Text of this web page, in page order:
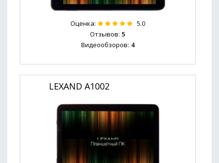
Оценка: 5.0
Отзывов: 5
Видеообзоров: 4
LEXAND A1002